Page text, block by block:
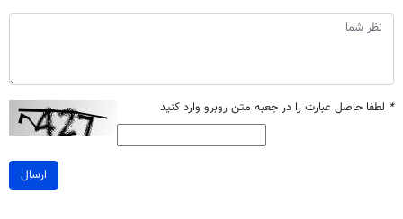
* لطفا حاصل عبارت را در جعبه متن روبرو وارد کنید
ارسال